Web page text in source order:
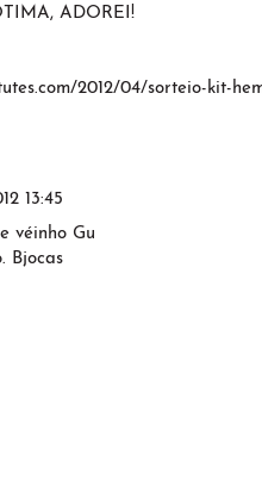
ADOREI!
2012/04/sorteio-kit-
13:45
véinho Gu
Bjocas